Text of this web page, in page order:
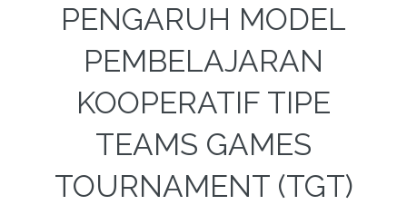
PENGARUH MODEL
PEMBELAJARAN
KOOPERATIF TIPE
TEAMS GAMES
TOURNAMENT (TGT)